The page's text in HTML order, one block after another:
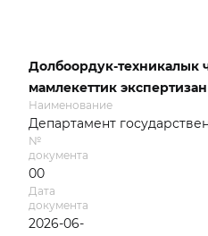
Долбоордук-техникалык
мамлекеттик
Наименование
Департамент
№
документа
00
Дата
документа
2026-06-